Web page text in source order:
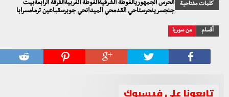
كلمات مفتاحية
الحرس الجمهوريالغوطة الشرقيةالغوطة الغربيةالفرقة الرابعةبيت
جنجسرينحرستاحي القدمحي الميدانحي جوبرسقباعين ترمامسرابا
أقسام من سوريا
تابعونا على فيسبوك